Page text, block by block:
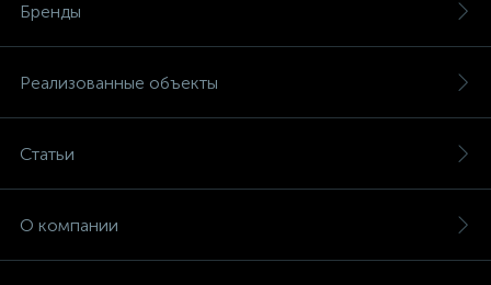
Бренды
Реализованные объекты
Статьи
О компании